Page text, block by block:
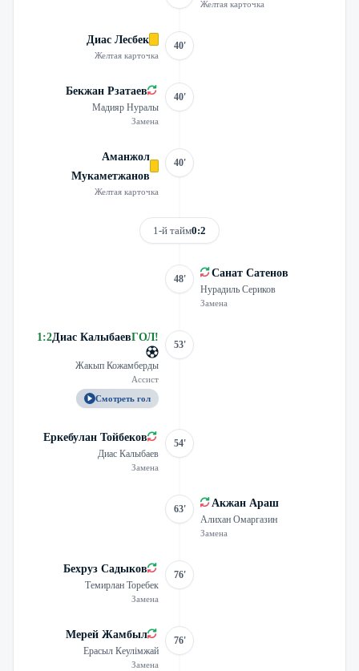
Желтая карточка
Диас Лесбек
Желтая карточка
40'
Бекжан Рзатаев
Мадияр Нуралы
Замена
40'
Аманжол
Мукаметжанов
Желтая карточка
40'
1-й тайм0:2
48' Санат Сатенов
Нурадиль Сериков
Замена
1:2Диас КалыбаевГОЛ!
Жакып Кожамберды
Ассист
Смотреть гол
53'
Еркебулан Тойбеков
Диас Калыбаев
Замена
54'
63' Акжан Араш
Алихан Омаргазин
Замена
Бехруз Садыков
Темирлан Торебек
Замена
76'
Мерей Жамбыл
Ерасыл Кеулімжай
Замена
76'